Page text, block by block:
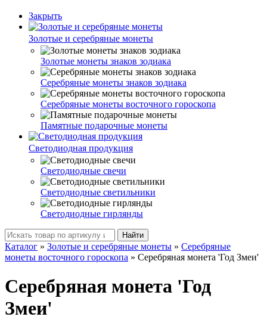
Закрыть
Золотые и серебряные монеты
Золотые монеты знаков зодиака
Серебряные монеты знаков зодиака
Серебряные монеты восточного гороскопа
Памятные подарочные монеты
Светодиодная продукция
Светодиодные свечи
Светодиодные светильники
Светодиодные гирлянды
Найти
Каталог » Золотые и серебряные монеты » Серебряные
монеты восточного гороскопа » Серебряная монета 'Год Змеи'
Серебряная монета 'Год
Змеи'